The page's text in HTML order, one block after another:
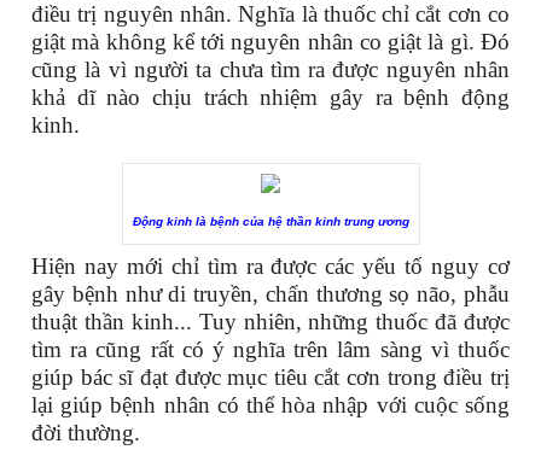
điều trị nguyên nhân. Nghĩa là thuốc chỉ cắt cơn co
giật mà không kể tới nguyên nhân co giật là gì. Đó
cũng là vì người ta chưa tìm ra được nguyên nhân
khả dĩ nào chịu trách nhiệm gây ra bệnh động
kinh.
Động kinh là bệnh của hệ thần kinh trung ương
Hiện nay mới chỉ tìm ra được các yếu tố nguy cơ
gây bệnh như di truyền, chấn thương sọ não, phẫu
thuật thần kinh... Tuy nhiên, những thuốc đã được
tìm ra cũng rất có ý nghĩa trên lâm sàng vì thuốc
giúp bác sĩ đạt được mục tiêu cắt cơn trong điều trị
lại giúp bệnh nhân có thể hòa nhập với cuộc sống
đời thường.